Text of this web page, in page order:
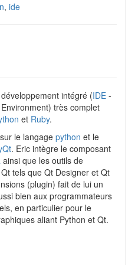
, ide
intégré (IDE -
très complet
et Ruby.
le langage python et le
. Eric intègre le composant
ainsi que les outils de
tels que Qt Designer et Qt
(plugin) fait de lui un
bien aux programmateurs
en particulier pour le
aliant Python et Qt.